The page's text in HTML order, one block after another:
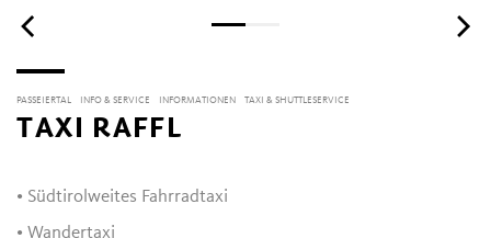
PASSEIERTAL INFO & SERVICE INFORMATIONEN TAXI & SHUTTLESERVICE
TAXI RAFFL
• Südtirolweites Fahrradtaxi
• Wandertaxi